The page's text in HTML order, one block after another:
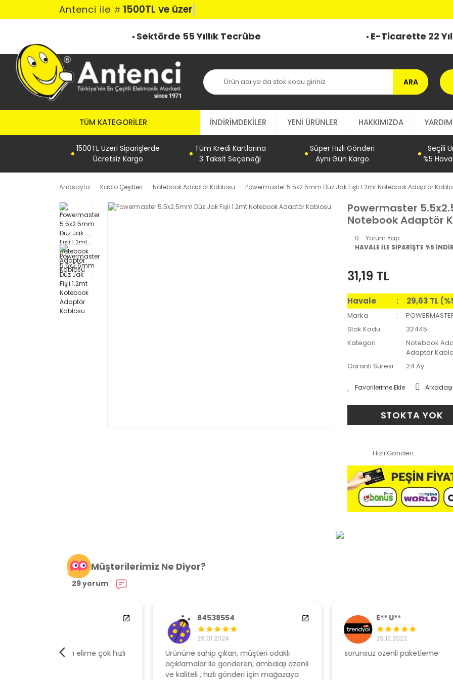
Antenci ile # 1500TL ve üzeri
Sektörde 55 Yıllık Tecrübe E-Ticarette 22
ARA
TÜM KATEGORILER İNDİRİMDEKİLER YENİ ÜRÜNLER HAKKIMIZDA YARDIM
1500TL Üzeri Siparişlerde
Ücretsiz Kargo
Tüm Kredi Kartlarına
3 Taksit Seçeneği
Süper Hızlı Gönderi
Aynı Gün Kargo
Seçili
%5
Anasayfa Kablo Çeşitleri Notebook Adaptör Kablosu Powermaster 5.5x2.5mm Düz Jak Fişli 1.2mt Notebook Adaptör
Powermaster
Notebook Adaptör
0 - Yorum Yap
HAVALE İLE SİPARİŞTE %5
31,19 TL
Havale 29,63 TL
Marka
Stok Kodu
32445
Kategori
Notebook
Adaptör
Garanti Süresi
24 Ay
STOKTA YOK
Hızlı Gönderi
Müşterilerimiz Ne Diyor?
29 yorum
84538554
Ürününe sahip çıkan, müşteri odaklı
açıklamalar ile gönderen, ambalajı özenli
ve kaliteli , hızlı gönderi için mağazaya
E** U**
sorunsuz ozenli paketleme